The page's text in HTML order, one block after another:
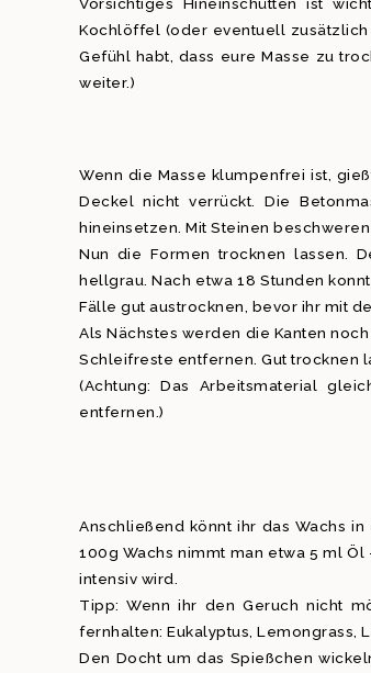
Kochlöffel (oder eventuell
Gefühl habt, dass eure Masse zu
weiter.)
Wenn die Masse klumpenfrei ist,
Deckel nicht verrückt. Die
hineinsetzen. Mit Steinen
Nun die Formen trocknen lassen.
hellgrau. Nach etwa 18 Stunden
Fälle gut austrocknen, bevor ihr mit
Als Nächstes werden die Kanten
Schleifreste entfernen. Gut trocknen
(Achtung: Das Arbeitsmaterial
entfernen.)
Anschließend könnt ihr das Wachs
100g Wachs nimmt man etwa 5 ml
intensiv wird.
Tipp: Wenn ihr den Geruch nicht
fernhalten: Eukalyptus, Lemongrass,
Den Docht um das Spießchen